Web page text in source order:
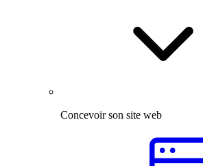
Concevoir son site web